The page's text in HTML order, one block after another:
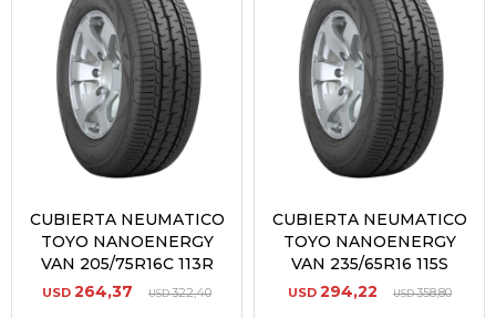
CUBIERTA NEUMATICO
TOYO NANOENERGY
VAN 205/75R16C 113R
USD 264,37 USD322,40
CUBIERTA NEUMATICO
TOYO NANOENERGY
VAN 235/65R16 115S
USD 294,22 USD358,80